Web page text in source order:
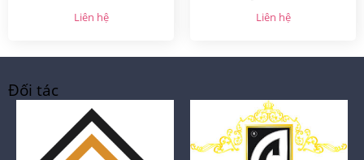
Liên hệ Liên hệ
Đối tác